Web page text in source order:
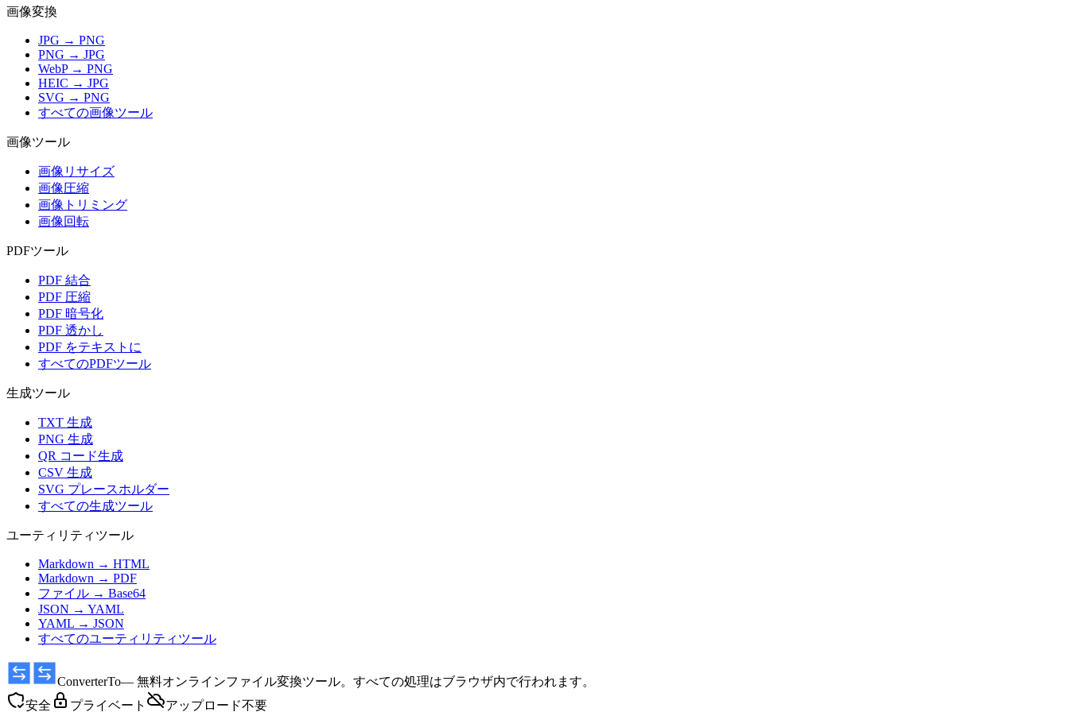
画像変換
JPG → PNG
PNG → JPG
WebP → PNG
HEIC → JPG
SVG → PNG
すべての画像ツール
画像ツール
画像リサイズ
画像圧縮
画像トリミング
画像回転
PDFツール
PDF 結合
PDF 圧縮
PDF 暗号化
PDF 透かし
PDF をテキストに
すべてのPDFツール
生成ツール
TXT 生成
PNG 生成
QR コード生成
CSV 生成
SVG プレースホルダー
すべての生成ツール
ユーティリティツール
Markdown → HTML
Markdown → PDF
ファイル → Base64
JSON → YAML
YAML → JSON
すべてのユーティリティツール
ConverterTo— 無料オンラインファイル変換ツール。すべての処理はブラウザ内で行われます。
安全
プライベート アップロード不要